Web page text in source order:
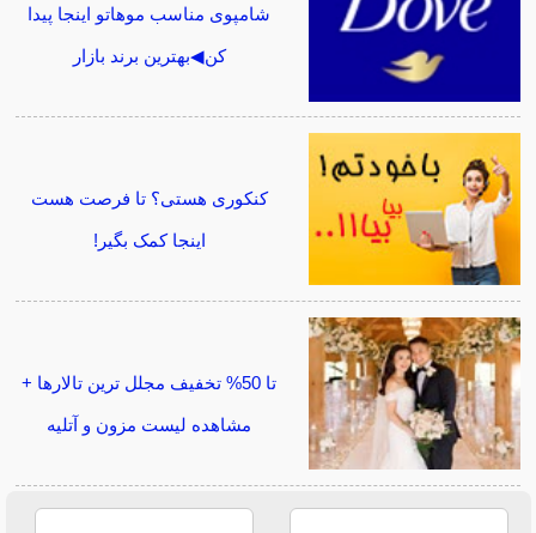
شامپوی مناسب موهاتو اینجا پیدا
کن◀بهترین برند بازار
کنکوری هستی؟ تا فرصت هست
اینجا کمک بگیر!
تا 50% تخفیف مجلل ترین تالارها +
مشاهده لیست مزون و آتلیه